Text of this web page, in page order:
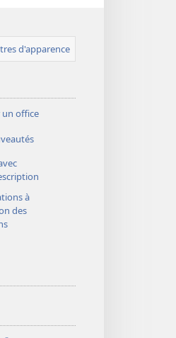
d'apparence
un office
à
des